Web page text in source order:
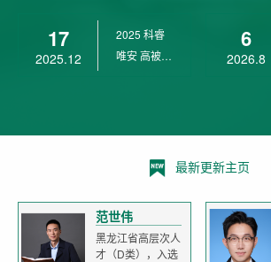
17
2025.12
2025 科睿
唯安 高被引
6
2026.8
最新更新主页
范世伟
黑龙江省高层次人
才（D类），入选